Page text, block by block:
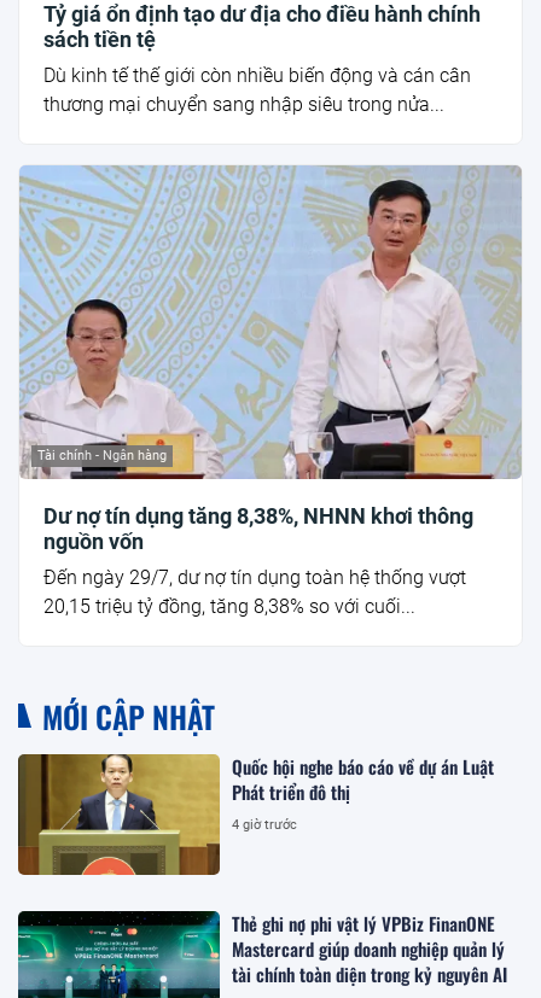
Tỷ giá ổn định tạo dư địa cho điều hành chính
sách tiền tệ
Dù kinh tế thế giới còn nhiều biến động và cán cân
thương mại chuyển sang nhập siêu trong nửa...
Tài chính - Ngân hàng
Dư nợ tín dụng tăng 8,38%, NHNN khơi thông
nguồn vốn
Đến ngày 29/7, dư nợ tín dụng toàn hệ thống vượt
20,15 triệu tỷ đồng, tăng 8,38% so với cuối...
MỚI CẬP NHẬT
Quốc hội nghe báo cáo về dự án Luật
Phát triển đô thị
4 giờ trước
Thẻ ghi nợ phi vật lý VPBiz FinanONE
Mastercard giúp doanh nghiệp quản lý
tài chính toàn diện trong kỷ nguyên AI